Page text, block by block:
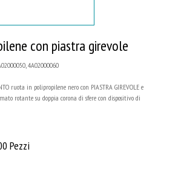
con piastra girevole
4A02000060
ruota in polipropilene nero con PIASTRA GIREVOLE e
rotante su doppia corona di sfere con dispositivo di
Pezzi